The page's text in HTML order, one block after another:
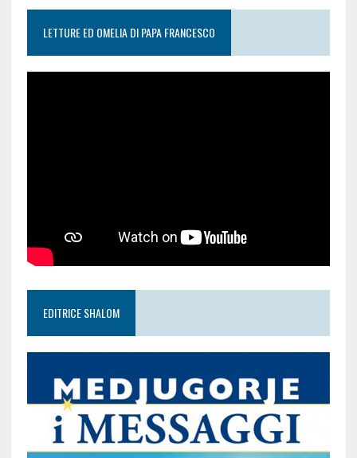
LETTURE ED OMELIA DI PAPA FRANCESCO
EDITRICE SHALOM